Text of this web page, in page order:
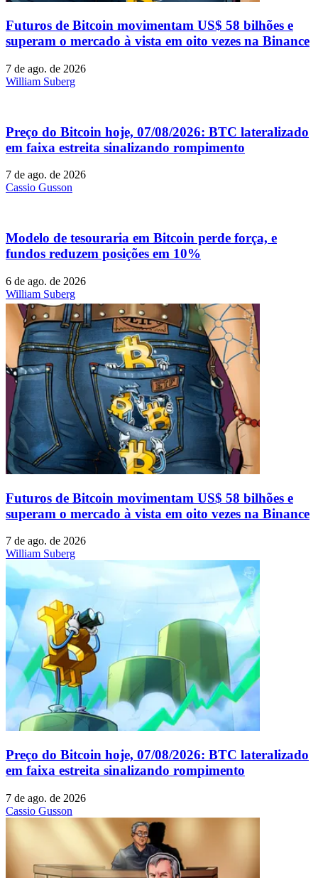
Futuros de Bitcoin movimentam US$ 58 bilhões e
superam o mercado à vista em oito vezes na Binance
7 de ago. de 2026
William Suberg
Preço do Bitcoin hoje, 07/08/2026: BTC lateralizado
em faixa estreita sinalizando rompimento
7 de ago. de 2026
Cassio Gusson
Modelo de tesouraria em Bitcoin perde força, e
fundos reduzem posições em 10%
6 de ago. de 2026
William Suberg
Futuros de Bitcoin movimentam US$ 58 bilhões e
superam o mercado à vista em oito vezes na Binance
7 de ago. de 2026
William Suberg
Preço do Bitcoin hoje, 07/08/2026: BTC lateralizado
em faixa estreita sinalizando rompimento
7 de ago. de 2026
Cassio Gusson